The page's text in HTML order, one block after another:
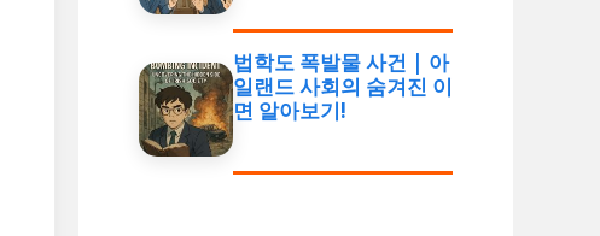
법학도 폭발물 사건 | 아
일랜드 사회의 숨겨진 이
면 알아보기!